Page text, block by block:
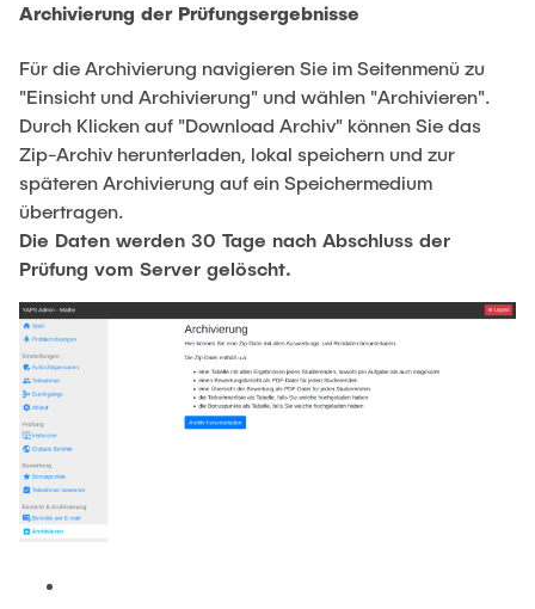
Archivierung der Prüfungsergebnisse
Für die Archivierung navigieren Sie im Seitenmenü zu
"Einsicht und Archivierung" und wählen "Archivieren".
Durch Klicken auf "Download Archiv" können Sie das
Zip-Archiv herunterladen, lokal speichern und zur
späteren Archivierung auf ein Speichermedium
übertragen.
Die Daten werden 30 Tage nach Abschluss der
Prüfung vom Server gelöscht.